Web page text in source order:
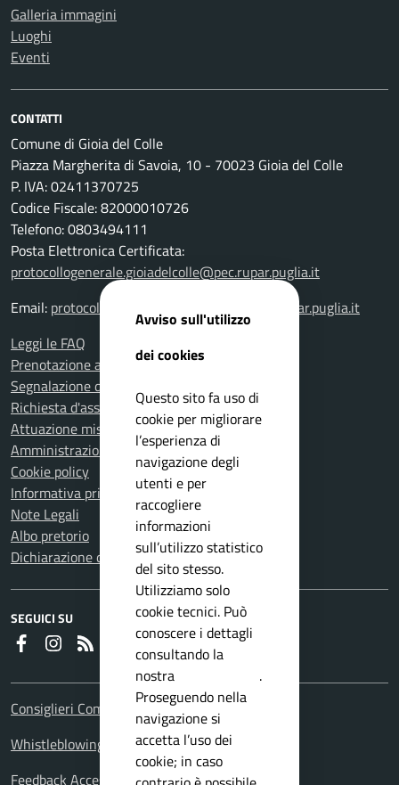
Galleria immagini
Luoghi
Eventi
CONTATTI
Comune di Gioia del Colle
Piazza Margherita di Savoia, 10 - 70023 Gioia del Colle
P. IVA: 02411370725
Codice Fiscale: 82000010726
Telefono: 0803494111
Posta Elettronica Certificata:
protocollogenerale.gioiadelcolle@pec.rupar.puglia.it
Email: protocollogenerale.gioiadelcolle@pec.rupar.puglia.it
Leggi le FAQ
Prenotazione appuntamento
Segnalazione disservizio
Richiesta d'assistenza
Attuazione misure PNRR
Amministrazione trasparente
Cookie policy
Informativa privacy
Note Legali
Albo pretorio
Dichiarazione di accessibilità
SEGUICI SU
FaceboookInstagram
Consiglieri Comunali
Whistleblowing Policy
Feedback Accessibilita
Avviso sull'utilizzo
dei cookies
Questo sito fa uso di
cookie per migliorare
l’esperienza di
navigazione degli
utenti e per
raccogliere
informazioni
sull’utilizzo statistico
del sito stesso.
Utilizziamo solo
cookie tecnici. Può
conoscere i dettagli
consultando la
nostra
.
Proseguendo nella
navigazione si
accetta l’uso dei
cookie; in caso